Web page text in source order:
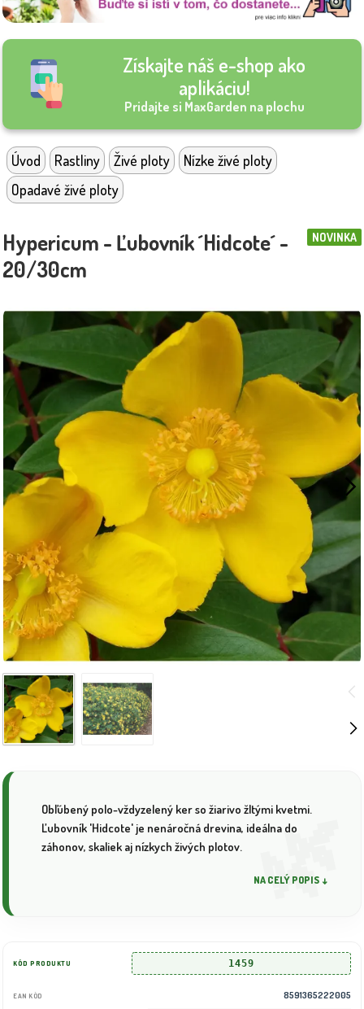
Získajte náš e-shop ako
aplikáciu!
Pridajte si MaxGarden na plochu
Úvod Rastliny Živé ploty
Nízke živé ploty
Opadavé živé ploty
NOVINKA
Hypericum - Ľubovník ´Hidcote´ -
20/30cm
Obľúbený polo-vždyzelený ker so žiarivo žltými kvetmi.
Ľubovník 'Hidcote' je nenáročná drevina, ideálna do
záhonov, skaliek aj nízkych živých plotov.
NA CELÝ POPIS ↓
KÓD PRODUKTU 1459
EAN KÓD 8591365222005